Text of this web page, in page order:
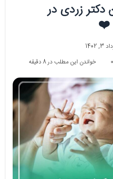
دکتر زردی در
1402
0 خواندن این مطلب در 8 دقیقه